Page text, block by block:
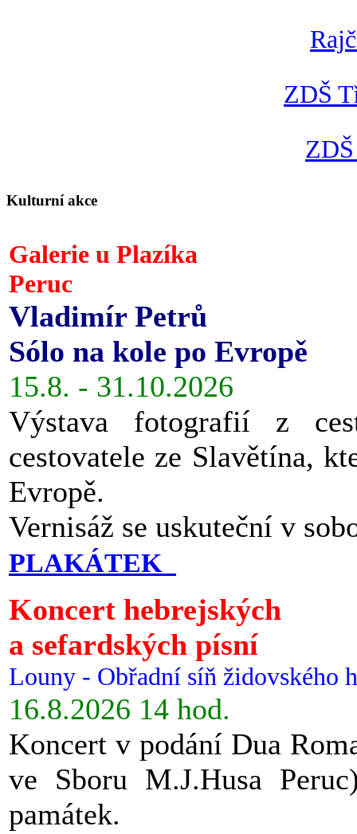
ZDŠ
Kulturní akce
Galerie u Plazíka
Peruc
Vladimír Petrů
Sólo na kole po Evropě
15.8. - 31.10.2026
Výstava fotografií z
cestovatele ze Slavětína,
Evropě.
Vernisáž se uskuteční v
PLAKÁTEK
Koncert hebrejských
a sefardských písní
Louny - Obřadní síň židovského
16.8.2026 14 hod.
Koncert v podání Dua
ve Sboru M.J.Husa
památek.